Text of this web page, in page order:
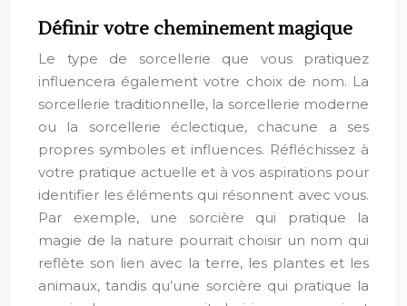
Définir votre cheminement magique
Le type de sorcellerie que vous pratiquez
influencera également votre choix de nom. La
sorcellerie traditionnelle, la sorcellerie moderne
ou la sorcellerie éclectique, chacune a ses
propres symboles et influences. Réfléchissez à
votre pratique actuelle et à vos aspirations pour
identifier les éléments qui résonnent avec vous.
Par exemple, une sorcière qui pratique la
magie de la nature pourrait choisir un nom qui
reflète son lien avec la terre, les plantes et les
animaux, tandis qu’une sorcière qui pratique la